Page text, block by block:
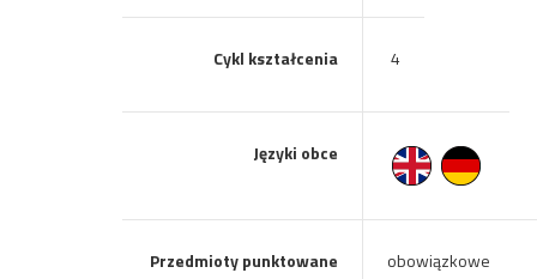
Cykl kształcenia 4
Języki obce
Przedmioty punktowane
obowiązkowe